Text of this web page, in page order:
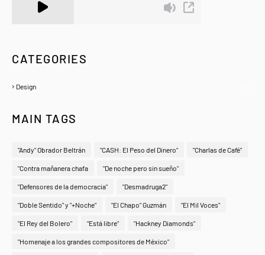
CATEGORIES
Design
MAIN TAGS
"Andy" Obrador Beltrán "CASH: El Peso del Dinero" "Charlas de Café"
"Contra mañanera chafa "De noche pero sin sueño"
"Defensores de la democracia" "Desmadruga2"
"Doble Sentido" y "+Noche" "El Chapo" Guzmán "El Mil Voces"
"El Rey del Bolero" "Está libre" "Hackney Diamonds"
"Homenaje a los grandes compositores de México"